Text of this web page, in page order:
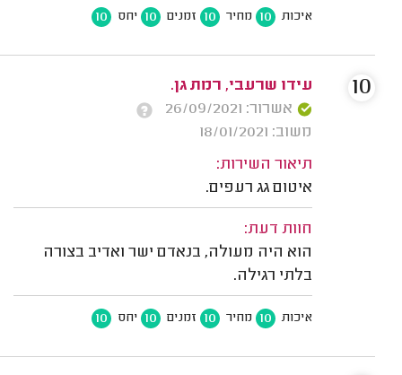
איכות 10 מחיר 10 זמנים 10 יחס 10
עידו שרעבי, רמת גן.
אשרור: 26/09/2021
משוב: 18/01/2021
תיאור השירות:
איטום גג רעפים.
חוות דעת:
הוא היה מעולה, בנאדם ישר ואדיב בצורה
בלתי רגילה.
איכות 10 מחיר 10 זמנים 10 יחס 10
10